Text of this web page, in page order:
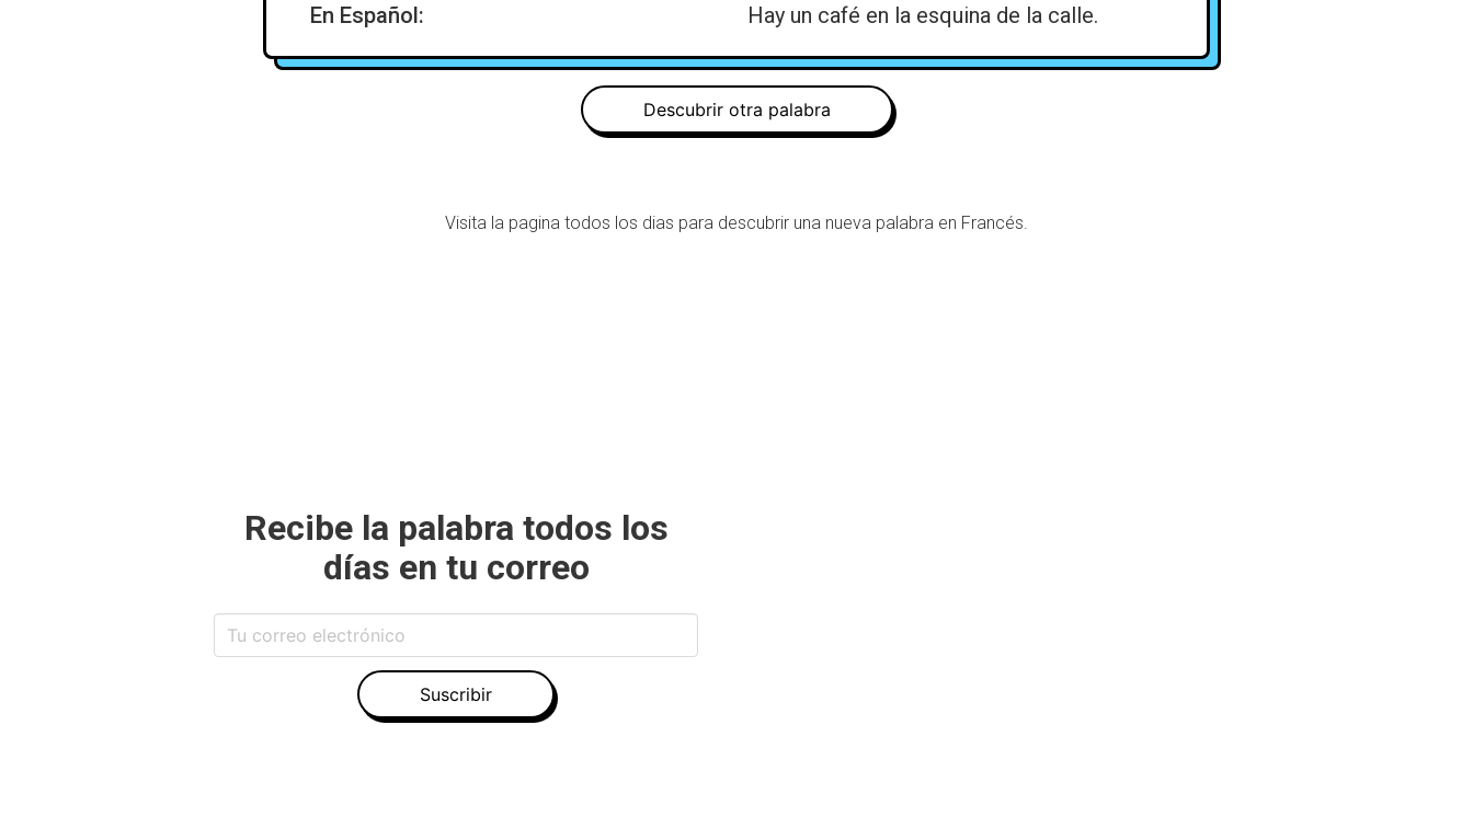
En Español: Hay un café en la esquina de la calle.
Descubrir otra palabra
Visita la pagina todos los dias para descubrir una nueva palabra en Francés.
Recibe la palabra todos los
días en tu correo
Suscribir